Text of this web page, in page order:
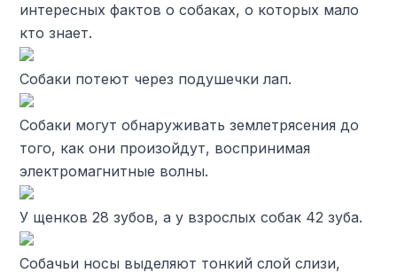
интересных фактов о собаках, о которых мало
кто знает.
Собаки потеют через подушечки лап.
Собаки могут обнаруживать землетрясения до
того, как они произойдут, воспринимая
электромагнитные волны.
У щенков 28 зубов, а у взрослых собак 42 зуба.
Собачьи носы выделяют тонкий слой слизи,